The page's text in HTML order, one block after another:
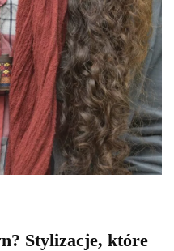
Stylizacje, które